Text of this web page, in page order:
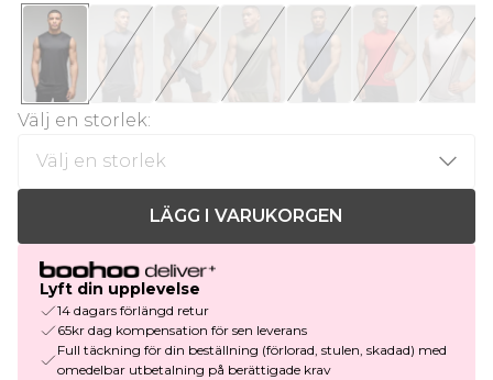
Välj en storlek:
LÄGG I VARUKORGEN
Lyft din upplevelse
14 dagars förlängd retur
65kr dag kompensation för sen leverans
Full täckning för din beställning (förlorad, stulen, skadad) med
omedelbar utbetalning på berättigade krav